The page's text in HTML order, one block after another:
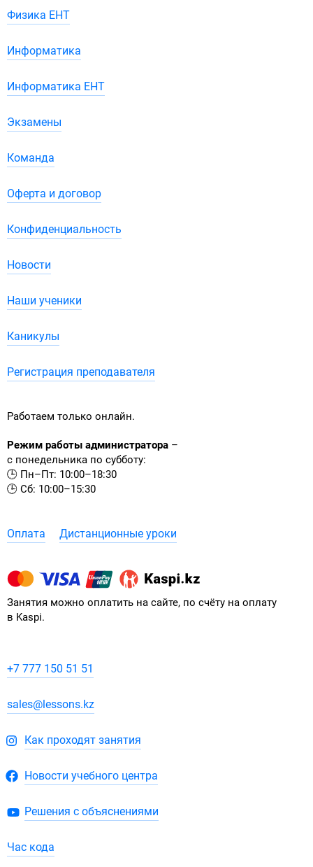
Физика ЕНТ
Информатика
Информатика ЕНТ
Экзамены
Команда
Оферта и договор
Конфиденциальность
Новости
Наши ученики
Каникулы
Регистрация преподавателя
Работаем только онлайн.
Режим работы администратора –
с понедельника по субботу:
🕒 Пн–Пт: 10:00–18:30
🕒 Сб: 10:00–15:30
Оплата Дистанционные уроки
Занятия можно оплатить на сайте, по счёту на оплату
в Kaspi.
+7 777 150 51 51
sales@lessons.kz
Как проходят занятия
Новости учебного центра
Решения с объяснениями
Час кода